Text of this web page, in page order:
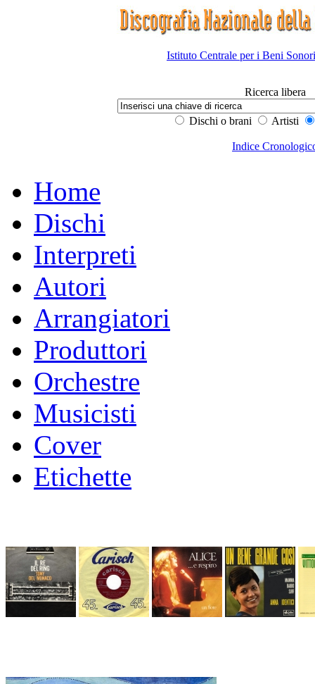
Istituto Centrale per i Beni
Ricerca libera
Dischi o brani Artisti
Indice
Home
Dischi
Interpreti
Autori
Arrangiatori
Produttori
Orchestre
Musicisti
Cover
Etichette